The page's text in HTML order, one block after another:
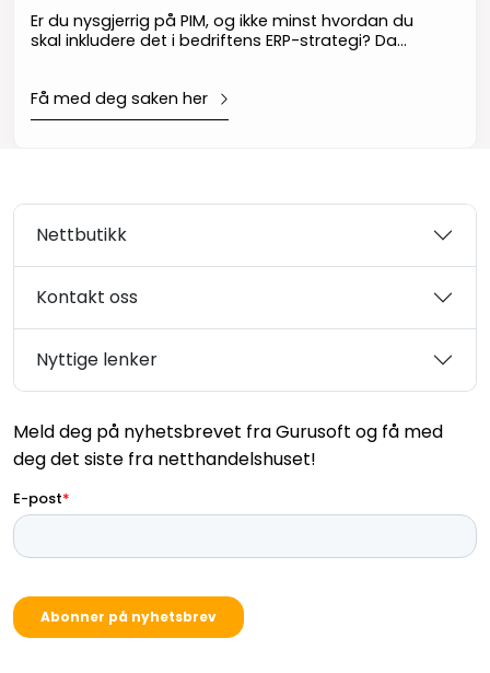
Er du nysgjerrig på PIM, og ikke minst hvordan du
skal inkludere det i bedriftens ERP-strategi? Da
Få med deg saken her
Nettbutikk
Kontakt oss
Nyttige lenker